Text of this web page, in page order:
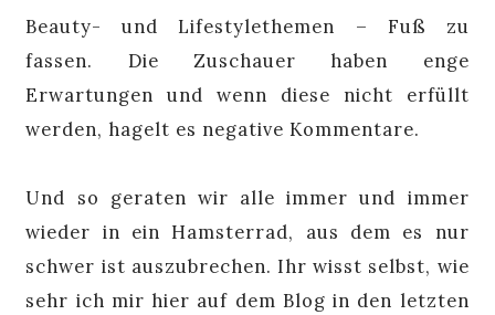
Beauty- und Lifestylethemen – Fuß zu
fassen. Die Zuschauer haben enge
Erwartungen und wenn diese nicht erfüllt
werden, hagelt es negative Kommentare.
Und so geraten wir alle immer und immer
wieder in ein Hamsterrad, aus dem es nur
schwer ist auszubrechen. Ihr wisst selbst, wie
sehr ich mir hier auf dem Blog in den letzten